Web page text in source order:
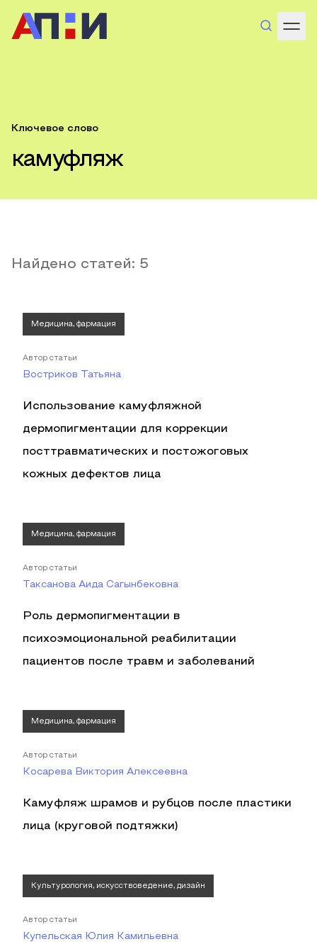
Ключевое слово
камуфляж
Найдено статей: 5
Медицина, фармация
Автор статьи
Востриков Татьяна
Использование камуфляжной
дермопигментации для коррекции
посттравматических и постожоговых
кожных дефектов лица
Медицина, фармация
Автор статьи
Таксанова Аида Сагынбековна
Роль дермопигментации в
психоэмоциональной реабилитации
пациентов после травм и заболеваний
Медицина, фармация
Автор статьи
Косарева Виктория Алексеевна
Камуфляж шрамов и рубцов после пластики
лица (круговой подтяжки)
Культурология, искусствоведение, дизайн
Автор статьи
Купельская Юлия Камильевна